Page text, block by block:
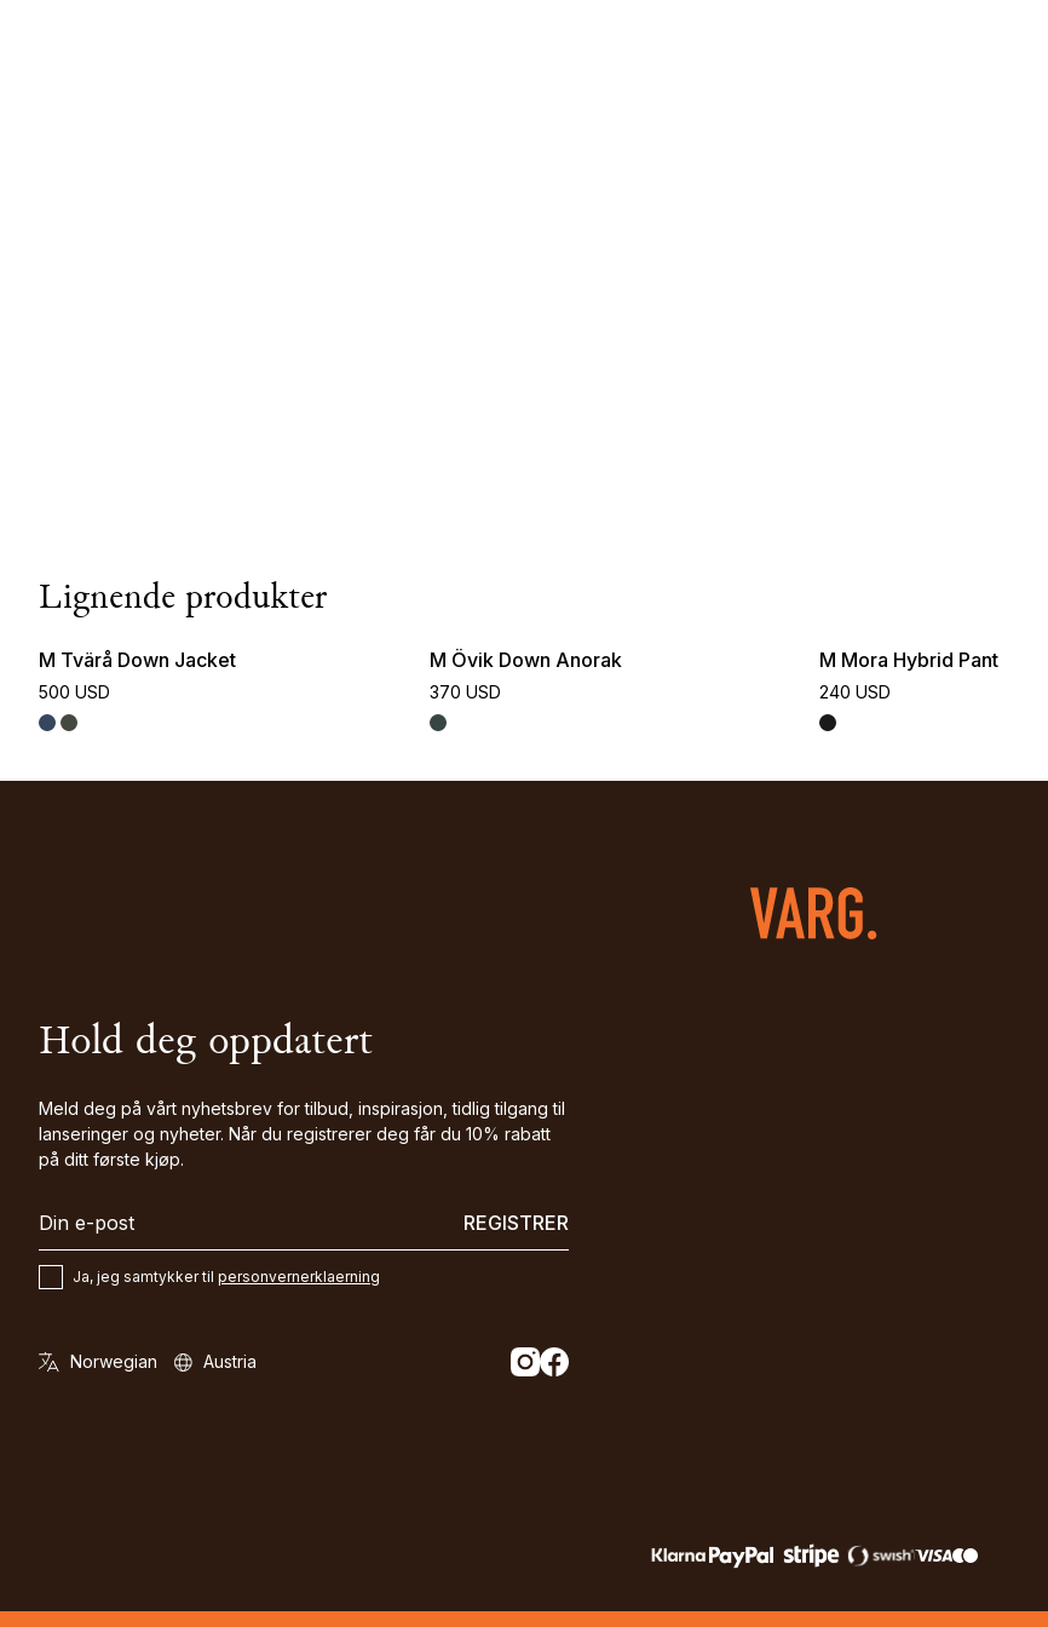
Lignende produkter
M Tvärå Down Jacket
500 USD
M Övik Down Anorak
370 USD
M Mora Hybrid Pant
240 USD
Hold deg oppdatert
Meld deg på vårt nyhetsbrev for tilbud, inspirasjon, tidlig tilgang til
lanseringer og nyheter. Når du registrerer deg får du 10% rabatt
på ditt første kjøp.
REGISTRER
Ja, jeg samtykker til personvernerklaerning